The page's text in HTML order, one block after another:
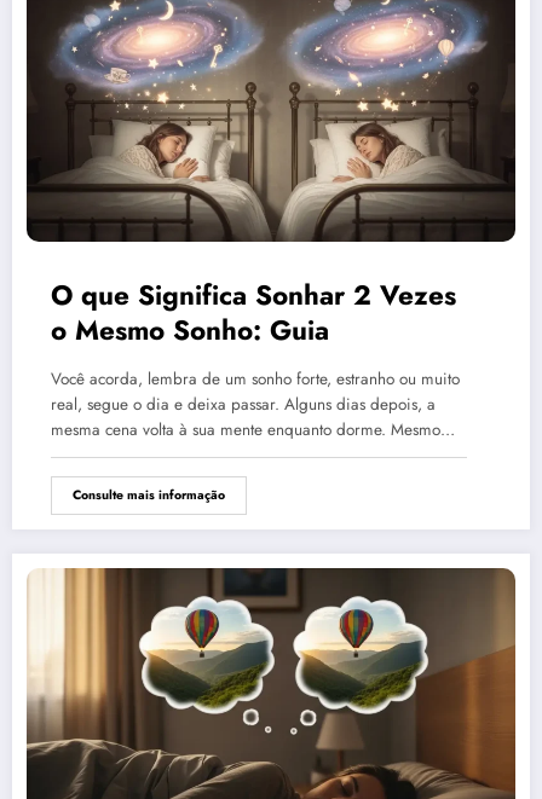
O que Significa Sonhar 2 Vezes
o Mesmo Sonho: Guia
Você acorda, lembra de um sonho forte, estranho ou muito
real, segue o dia e deixa passar. Alguns dias depois, a
mesma cena volta à sua mente enquanto dorme. Mesmo…
Consulte mais informação